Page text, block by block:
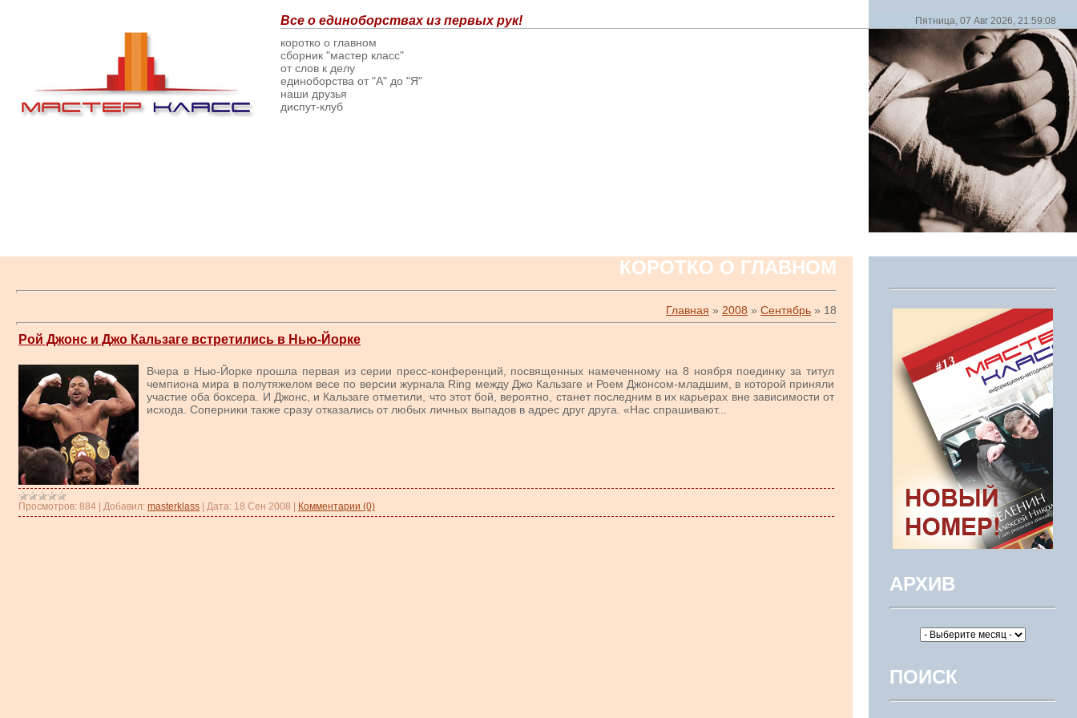
Все о единоборствах из первых рук! Пятница, 07 Авг 2026, 21:59:08
коротко о главном
сборник "мастер класс"
от слов к делу
единоборства от "А" до "Я"
наши друзья
диспут-клуб
КОРОТКО О ГЛАВНОМ
Главная » 2008 » Сентябрь » 18
Рой Джонс и Джо Кальзаге встретились в Нью-Йорке
Вчера в Нью-Йорке прошла первая из серии пресс-конференций, посвященных намеченному на 8 ноября поединку за титул
чемпиона мира в полутяжелом весе по версии журнала Ring между Джо Кальзаге и Роем Джонсом-младшим, в которой приняли
участие оба боксера. И Джонс, и Кальзаге отметили, что этот бой, вероятно, станет последним в их карьерах вне зависимости от
исхода. Соперники также сразу отказались от любых личных выпадов в адрес друг друга. «Нас спрашивают...
Просмотров: 884 Добавил: masterklass Дата: 18 Сен 2008 Комментарии (0)
АРХИВ
ПОИСК